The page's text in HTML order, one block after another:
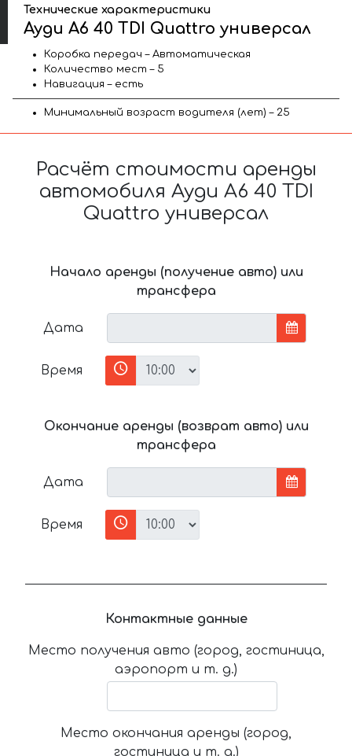
Технические характеристики
Ауди A6 40 TDI Quattro универсал
Коробка передач – Автоматическая
Количество мест – 5
Навигация – есть
Минимальный возраст водителя (лет) – 25
Расчёт стоимости аренды
автомобиля Ауди A6 40 TDI
Quattro универсал
Начало аренды (получение авто) или
трансфера
Дата
Время
Окончание аренды (возврат авто) или
трансфера
Дата
Время
Контактные данные
Место получения авто (город, гостиница,
аэропорт и т. д.)
Место окончания аренды (город,
гостиница и т. д.)